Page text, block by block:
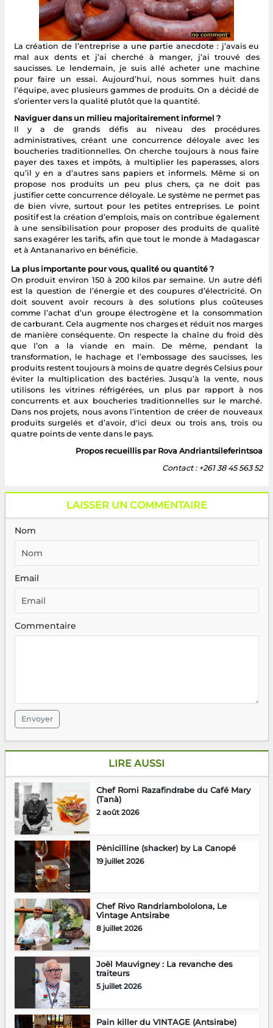
La création de l’entreprise a une partie anecdote : j’avais eu
mal aux dents et j’ai cherché à manger, j’ai trouvé des
saucisses. Le lendemain, je suis allé acheter une machine
pour faire un essai. Aujourd’hui, nous sommes huit dans
l’équipe, avec plusieurs gammes de produits. On a décidé de
s’orienter vers la qualité plutôt que la quantité.
Naviguer dans un milieu majoritairement informel ?
Il y a de grands défis au niveau des procédures
administratives, créant une concurrence déloyale avec les
boucheries traditionnelles. On cherche toujours à nous faire
payer des taxes et impôts, à multiplier les paperasses, alors
qu’il y en a d’autres sans papiers et informels. Même si on
propose nos produits un peu plus chers, ça ne doit pas
justifier cette concurrence déloyale. Le système ne permet pas
de bien vivre, surtout pour les petites entreprises. Le point
positif est la création d’emplois, mais on contribue également
à une sensibilisation pour proposer des produits de qualité
sans exagérer les tarifs, afin que tout le monde à Madagascar
et à Antananarivo en bénéficie.
La plus importante pour vous, qualité ou quantité ?
On produit environ 150 à 200 kilos par semaine. Un autre défi
est la question de l’énergie et des coupures d’électricité. On
doit souvent avoir recours à des solutions plus coûteuses
comme l’achat d’un groupe électrogène et la consommation
de carburant. Cela augmente nos charges et réduit nos marges
de manière conséquente. On respecte la chaîne du froid dès
que l’on a la viande en main. De même, pendant la
transformation, le hachage et l’embossage des saucisses, les
produits restent toujours à moins de quatre degrés Celsius pour
éviter la multiplication des bactéries. Jusqu’à la vente, nous
utilisons les vitrines réfrigérées, un plus par rapport à nos
concurrents et aux boucheries traditionnelles sur le marché.
Dans nos projets, nous avons l’intention de créer de nouveaux
produits surgelés et d’avoir, d'ici deux ou trois ans, trois ou
quatre points de vente dans le pays.
Propos recueillis par Rova Andriantsileferintsoa
Contact : +261 38 45 563 52
LAISSER UN COMMENTAIRE
Nom
Email
Commentaire
Envoyer
LIRE AUSSI
Chef Romi Razafindrabe du Café Mary
(Tanà)
2 août 2026
Pėnicilline (shacker) by La Canopé
19 juillet 2026
Chef Rivo Randriambololona, Le
Vintage Antsirabe
8 juillet 2026
Joël Mauvigney : La revanche des
traiteurs
5 juillet 2026
Pain killer du VINTAGE (Antsirabe)